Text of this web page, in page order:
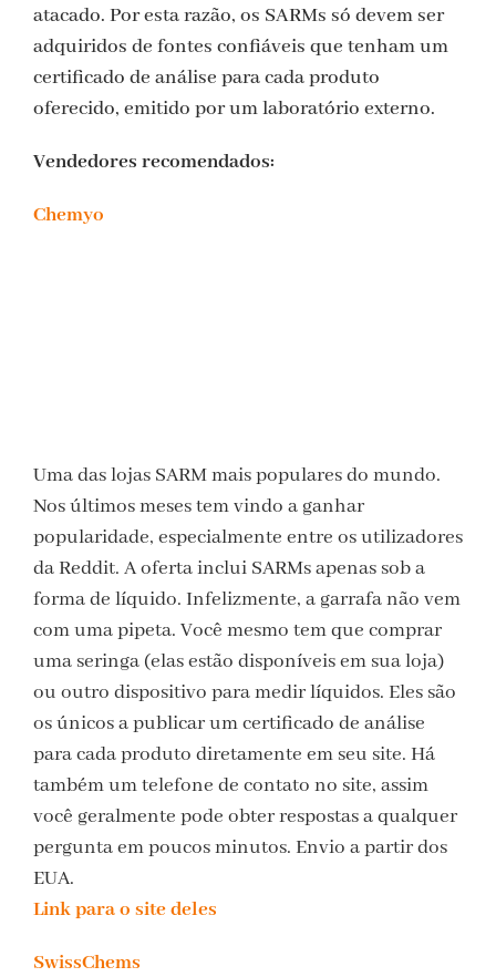
atacado. Por esta razão, os SARMs só devem ser
adquiridos de fontes confiáveis que tenham um
certificado de análise para cada produto
oferecido, emitido por um laboratório externo.
Vendedores recomendados:
Chemyo
Uma das lojas SARM mais populares do mundo.
Nos últimos meses tem vindo a ganhar
popularidade, especialmente entre os utilizadores
da Reddit. A oferta inclui SARMs apenas sob a
forma de líquido. Infelizmente, a garrafa não vem
com uma pipeta. Você mesmo tem que comprar
uma seringa (elas estão disponíveis em sua loja)
ou outro dispositivo para medir líquidos. Eles são
os únicos a publicar um certificado de análise
para cada produto diretamente em seu site. Há
também um telefone de contato no site, assim
você geralmente pode obter respostas a qualquer
pergunta em poucos minutos. Envio a partir dos
EUA.
Link para o site deles
SwissChems